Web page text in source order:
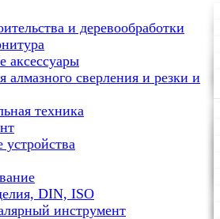
и деревообработки
аксессуары
алмазного сверления и резки и
техника
DIN, ISO
инструмент